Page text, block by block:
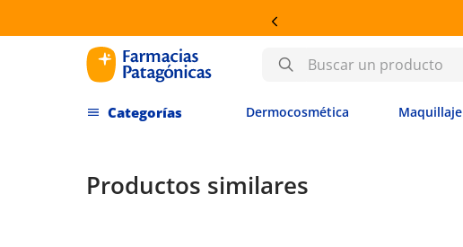
Buscar un producto
Dermocosmética Maquillaje
Productos similares